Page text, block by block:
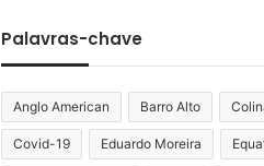
Palavras-chave
Anglo American Barro Alto
Covid-19 Eduardo Moreira